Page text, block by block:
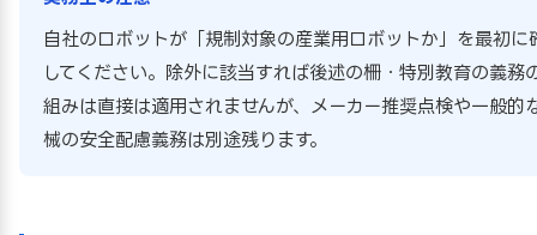
自社のロボットが「規制対象の産業用ロボットか」を最初に
してください。除外に該当すれば後述の柵・特別教育の義務
組みは直接は適用されませんが、メーカー推奨点検や一般的
械の安全配慮義務は別途残ります。